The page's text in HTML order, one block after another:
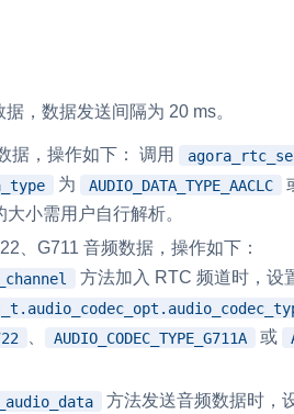
发、安全、
提供一个整
案
输，实现
与 RTC 客
PPT 转码
水晶球
全周期通话
，数据发送间隔为 20 ms。
据，操作如下： 调用
为 AUDIO_DATA_TYPE_AACLC
小需用户自行解析。
、G711 音频数据，操作如下：
方法加入 RTC 频道时，设
AUDIO_CODEC_TYPE_G711A 或
方法发送音频数据时，